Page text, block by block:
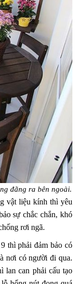
đãng ra bên ngoài.
vật liệu kính thì yêu
sự chắc chắn, khó
rơi ngã.
thì phải đảm bảo có
nơi có người đi qua.
can phải cấu tạo